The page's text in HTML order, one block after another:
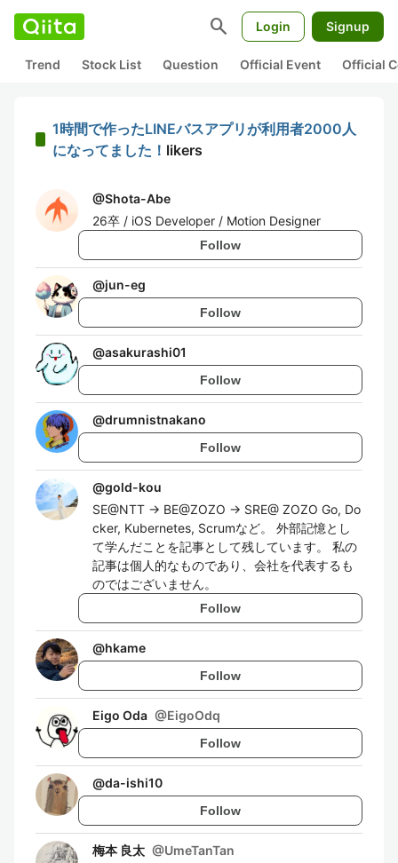
search Login Signup
Trend Stock List Question Official Event Official
1時間で作ったLINEバスアプリが利用者2000人
になってました！ likers
@Shota-Abe
26卒 / iOS Developer / Motion Designer
Follow
@jun-eg
Follow
@asakurashi01
Follow
@drumnistnakano
Follow
@gold-kou
SE@NTT -> BE@ZOZO -> SRE@ ZOZO Go, Do
cker, Kubernetes, Scrumなど。 外部記憶とし
て学んだことを記事として残しています。 私の
記事は個人的なものであり、会社を代表するも
のではございません。
Follow
@hkame
Follow
Eigo Oda @EigoOdq
Follow
@da-ishi10
Follow
梅本 良太 @UmeTanTan